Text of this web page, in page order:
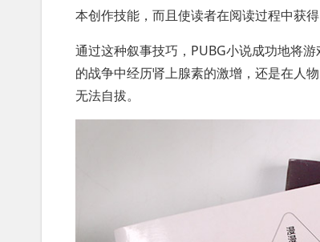
本创作技能，而且使读者在阅读过程中获得
通过这种叙事技巧，PUBG小说成功地将
的战争中经历肾上腺素的激增，还是在人
无法自拔。